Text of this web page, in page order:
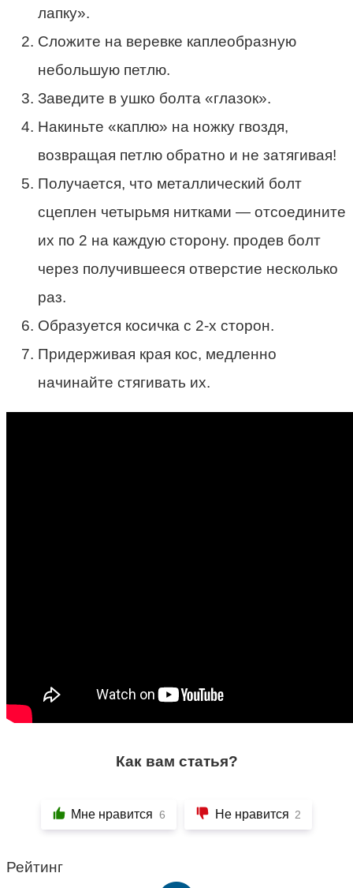
лапку».
Сложите на веревке каплеобразную
небольшую петлю.
Заведите в ушко болта «глазок».
Накиньте «каплю» на ножку гвоздя,
возвращая петлю обратно и не затягивая!
Получается, что металлический болт
сцеплен четырьмя нитками — отсоедините
их по 2 на каждую сторону. продев болт
через получившееся отверстие несколько
раз.
Образуется косичка с 2-х сторон.
Придерживая края кос, медленно
начинайте стягивать их.
Как вам статья?
Мне нравится 6 Не нравится 2
Рейтинг